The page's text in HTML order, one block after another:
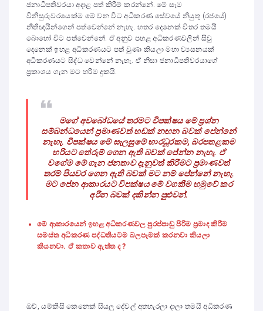
ජනාධිපතිවරයා අදාළ පත් කිරීම් කරන්නේ. මේ සෑම
විනිසුරුවරයෙක්ම මේ වන විට අධිකරණ සේවයේ නියුතු (රජයේ)
නීතිඥයින්ගෙන් පත්වෙන්නේ නැහැ. හතර දෙනෙක් විතර තමයි
බොහෝ විට පත්වෙන්නේ. ඒ අනුව පහළ අධිකරණවලින් සිවු
දෙනෙක් ඉහළ අධිකරණයට පත් වුණා කියලා මහා ව්‍යසනයක්
අධිකරණයට සිද්ධ වෙන්නේ නැහැ. ඒ නිසා ජනාධිපතිවරයාගේ
ප්‍රකාශය ගැන මට හරිම දුකයි.
මගේ අවබෝධයේ තරමට විපක්ෂය මේ ප්‍රශ්න
සම්බන්ධයෙන් ප්‍රමාණවත් හඬක් නඟන බවක් පේන්නේ
නැහැ. විපක්ෂය මේ සැලසුමේ භාරධූරකම, බරපතළකම
හරියට තේරුම් ගෙන ඇති බවක් පේන්න නැහැ. ඒ
වගේම මේ ගැන ජනතාව දැනුවත් කිරීමට ප්‍රමාණවත්
තරම් පියවර ගෙන ඇති බවක් මට නම් පේන්නේ නැහැ.
මට පේන ආකාරයට විපක්ෂය මේ වගකීම හමුවේ කර
අරින බවක් දකින්න පුළුවන්.
මේ ආකාරයෙන් ඉහළ අධිකරණවල පුරප්පාඩු පිරීම ප්‍රමාද කිරීම
සමස්ත අධිකරණ පද්ධතියටම බලපෑමක් කරනවා කියලා
කියනවා. ඒ කතාව ඇත්ත ද ?
ඔව්, යම්කිසි කෙනෙක් සියලු දේවල් අතහැරලා දාලා තමයි අධිකරණ